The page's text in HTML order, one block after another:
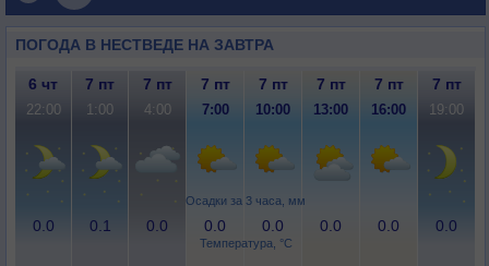
ПОГОДА В НЕСТВЕДЕ НА ЗАВТРА
Осадки за 3 часа, мм
Температура, °C
6 чт 7 пт 7 пт 7 пт 7 пт 7 пт 7 пт 7 пт
22:00 1:00 4:00 7:00 10:00 13:00 16:00 19:00
0.0 0.1 0.0 0.0 0.0 0.0 0.0 0.0